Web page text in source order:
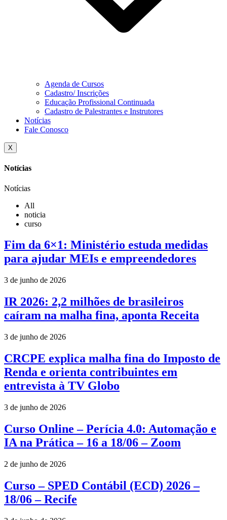
Agenda de Cursos
Cadastro/ Inscrições
Educação Profissional Continuada
Cadastro de Palestrantes e Instrutores
Notícias
Fale Conosco
X
Notícias
Notícias
All
noticia
curso
Fim da 6×1: Ministério estuda medidas
para ajudar MEIs e empreendedores
3 de junho de 2026
IR 2026: 2,2 milhões de brasileiros
caíram na malha fina, aponta Receita
3 de junho de 2026
CRCPE explica malha fina do Imposto de
Renda e orienta contribuintes em
entrevista à TV Globo
3 de junho de 2026
Curso Online – Perícia 4.0: Automação e
IA na Prática – 16 a 18/06 – Zoom
2 de junho de 2026
Curso – SPED Contábil (ECD) 2026 –
18/06 – Recife